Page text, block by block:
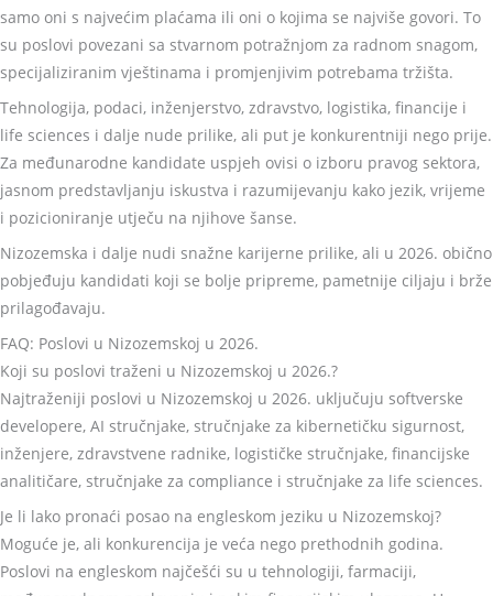
samo oni s najvećim plaćama ili oni o kojima se najviše govori. To
su poslovi povezani sa stvarnom potražnjom za radnom snagom,
specijaliziranim vještinama i promjenjivim potrebama tržišta.
Tehnologija, podaci, inženjerstvo, zdravstvo, logistika, financije i
life sciences i dalje nude prilike, ali put je konkurentniji nego prije.
Za međunarodne kandidate uspjeh ovisi o izboru pravog sektora,
jasnom predstavljanju iskustva i razumijevanju kako jezik, vrijeme
i pozicioniranje utječu na njihove šanse.
Nizozemska i dalje nudi snažne karijerne prilike, ali u 2026. obično
pobjeđuju kandidati koji se bolje pripreme, pametnije ciljaju i brže
prilagođavaju.
FAQ: Poslovi u Nizozemskoj u 2026.
Koji su poslovi traženi u Nizozemskoj u 2026.?
Najtraženiji poslovi u Nizozemskoj u 2026. uključuju softverske
developere, AI stručnjake, stručnjake za kibernetičku sigurnost,
inženjere, zdravstvene radnike, logističke stručnjake, financijske
analitičare, stručnjake za compliance i stručnjake za life sciences.
Je li lako pronaći posao na engleskom jeziku u Nizozemskoj?
Moguće je, ali konkurencija je veća nego prethodnih godina.
Poslovi na engleskom najčešći su u tehnologiji, farmaciji,